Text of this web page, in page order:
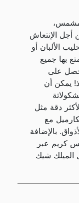
مشمس،
أجل الإنتعاش
الألبان أو
بها جميع
على
يمكن أن
دقة مثل
مع
بالإضافة
كريم عبر
الميلك شيك